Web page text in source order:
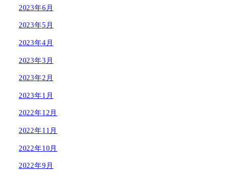
2023年6月
2023年5月
2023年4月
2023年3月
2023年2月
2023年1月
2022年12月
2022年11月
2022年10月
2022年9月